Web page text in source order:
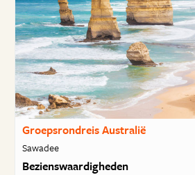
Groepsrondreis Australië
Sawadee
Bezienswaardigheden